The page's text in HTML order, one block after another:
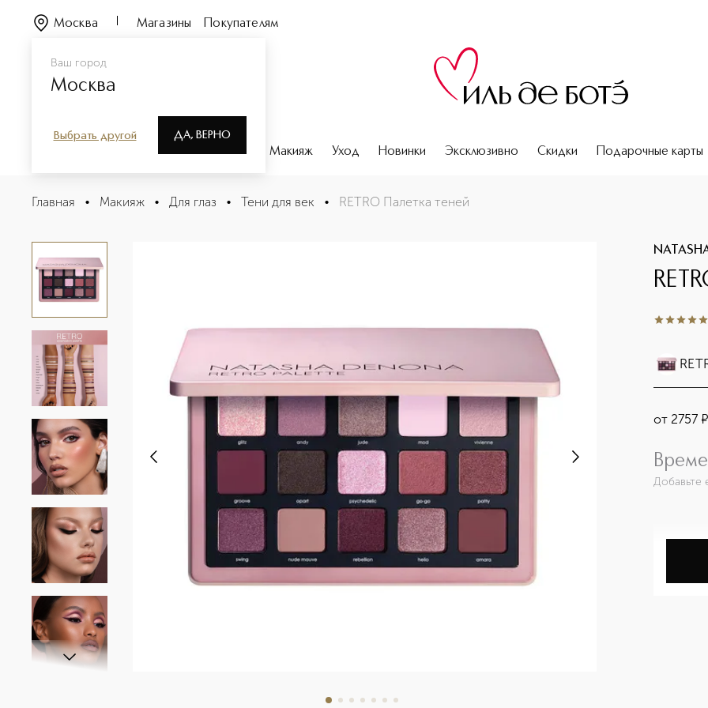
Ваш город
Москва
Выбрать другой ДА, ВЕРНО
Москва Магазины Покупателям
Парфюмерия Макияж Уход Новинки Эксклюзивно Скидки Подарочные карты
RETRO Палетка теней
Описание
Главная • Макияж • Для глаз • Тени для век • RETRO Палетка теней
5из 51
от 2757
Добавьте